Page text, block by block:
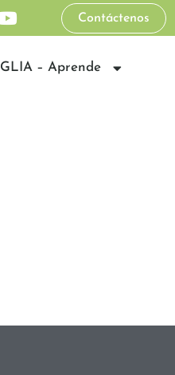
Contáctenos
GLIA – Aprende